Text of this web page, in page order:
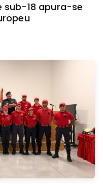
sub-18 apura-se